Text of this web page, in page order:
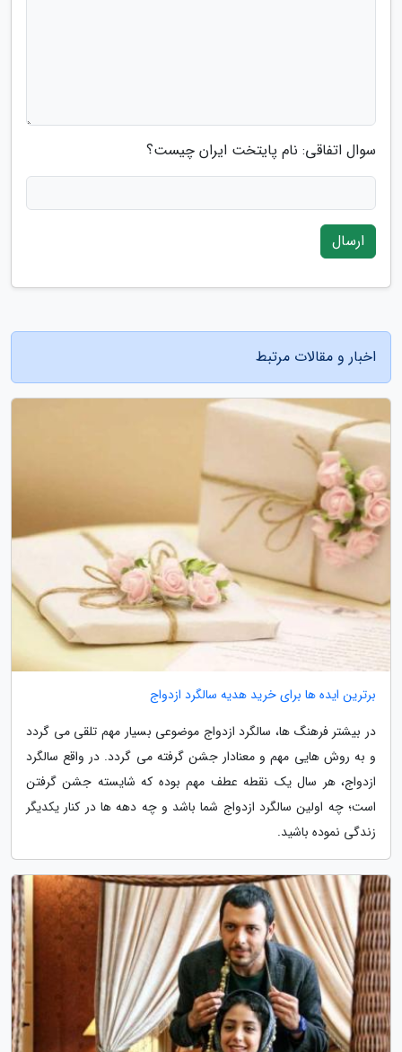
سوال اتفاقی: نام پایتخت ایران چیست؟
ارسال
اخبار و مقالات مرتبط
برترین ایده ها برای خرید هدیه سالگرد ازدواج
در بیشتر فرهنگ ها، سالگرد ازدواج موضوعی بسیار مهم تلقی می گردد
و به روش هایی مهم و معنادار جشن گرفته می گردد. در واقع سالگرد
ازدواج، هر سال یک نقطه عطف مهم بوده که شایسته جشن گرفتن
است؛ چه اولین سالگرد ازدواج شما باشد و چه دهه ها در کنار یکدیگر
زندگی نموده باشید.